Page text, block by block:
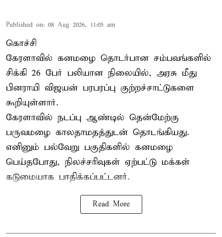
Published on: 08 Aug 2026, 11:05 am
கொச்சி
கேரளாவில் கனமழை தொடர்பான சம்பவங்களில்
சிக்கி 26 பேர் பலியான நிலையில், அரசு மீது
பினராயி விஜயன் பரபரப்பு குற்றச்சாட்டுகளை
கூறியுள்ளார்.
கேரளாவில் நடப்பு ஆண்டில் தென்மேற்கு
பருவமழை காலதாமதத்துடன் தொடங்கியது.
எனினும் பல்வேறு பகுதிகளில் கனமழை
பெய்தபோது, நிலச்சரிவுகள் ஏற்பட்டு மக்கள்
கடுமையாக பாதிக்கப்பட்டனர்.
Read More